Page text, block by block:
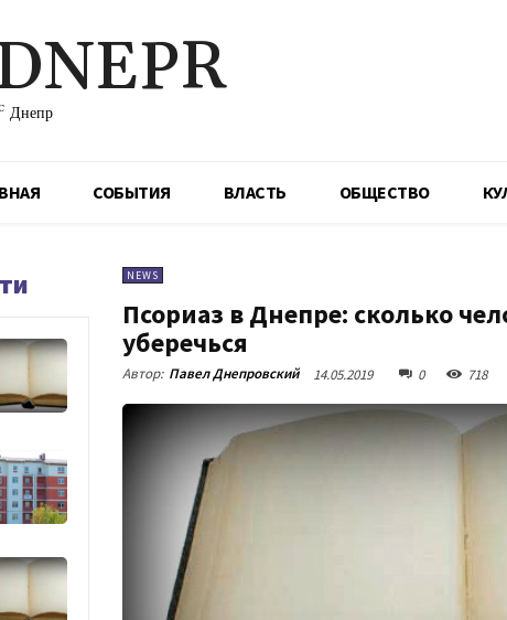
C Днепр
СОБЫТИЯ ВЛАСТЬ ОБЩЕСТВО
NEWS
Псориаз в Днепре: сколько
уберечься
Автор: Павел Днепровский 14.05.2019 0 718